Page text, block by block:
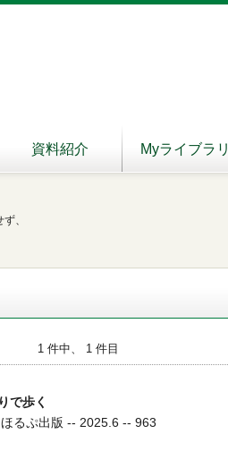
資料紹介 Myライブラリ
、
1 件中、 1 件目
で歩く
るぷ出版 -- 2025.6 -- 963